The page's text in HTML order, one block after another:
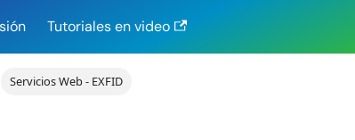
Tutoriales en video
Servicios Web - EXFID